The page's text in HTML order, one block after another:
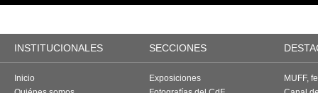
INSTITUCIONALES SECCIONES
Inicio
Exposiciones
MUFF,